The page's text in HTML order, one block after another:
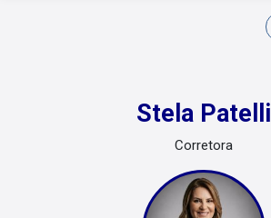
Stela Patelli
Corretora